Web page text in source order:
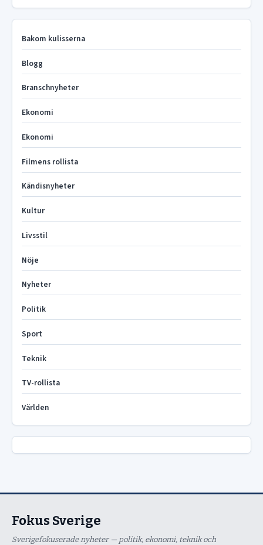
Bakom kulisserna
Blogg
Branschnyheter
Ekonomi
Ekonomi
Filmens rollista
Kändisnyheter
Kultur
Livsstil
Nöje
Nyheter
Politik
Sport
Teknik
TV-rollista
Världen
Fokus Sverige
Sverigefokuserade nyheter — politik, ekonomi, teknik och